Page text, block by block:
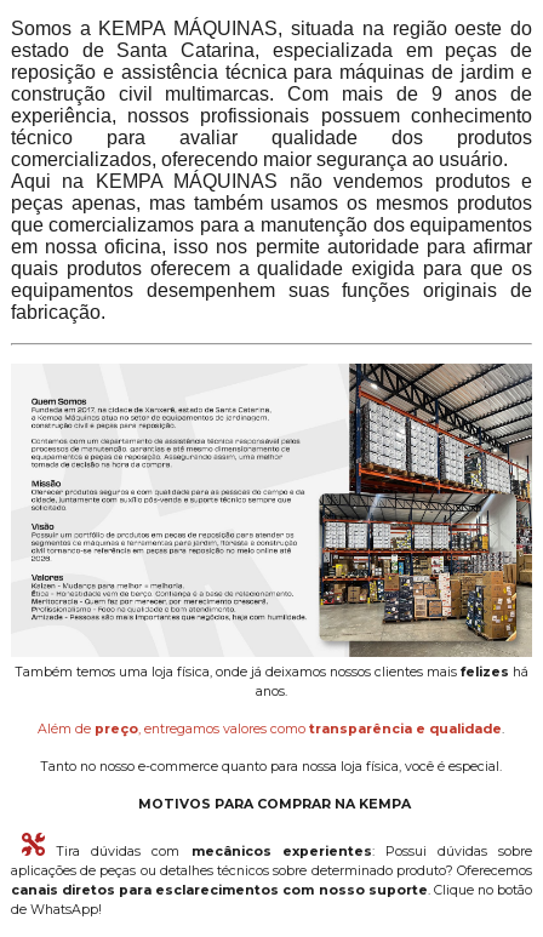
Somos a KEMPA MÁQUINAS, situada na região oeste do
estado de Santa Catarina, especializada em peças de
reposição e assistência técnica para máquinas de jardim e
construção civil multimarcas. Com mais de 9 anos de
experiência, nossos profissionais possuem conhecimento
técnico para avaliar qualidade dos produtos
comercializados, oferecendo maior segurança ao usuário.
Aqui na KEMPA MÁQUINAS não vendemos produtos e
peças apenas, mas também usamos os mesmos produtos
que comercializamos para a manutenção dos equipamentos
em nossa oficina, isso nos permite autoridade para afirmar
quais produtos oferecem a qualidade exigida para que os
equipamentos desempenhem suas funções originais de
fabricação.
Também temos uma loja física, onde já deixamos nossos clientes mais felizes há
anos.
Além de preço , entregamos valores comotransparência e qualidade
Tanto no nosso e-commerce quanto para nossa loja física, você é especial.
MOTIVOS PARA COMPRAR NA KEMPA
Tira dúvidas com mecânicos experientes: Possui dúvidas sobre
aplicações de peças ou detalhes técnicos sobre determinado produto? Oferecemos
canais diretos para esclarecimentos com nosso suporte . Clique no botão
de WhatsApp!